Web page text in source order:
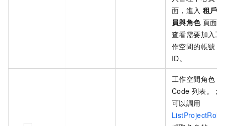
面，進入 租戶成
員與角色頁面，
查看需要加入工
作空間的帳號
ID。
工作空間角色
Code 列表。 您
可以調用